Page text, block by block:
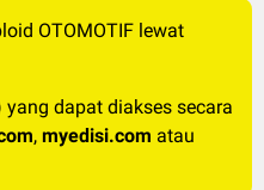
OTOMOTIF lewat
yang dapat diakses secara
, myedisi.com atau